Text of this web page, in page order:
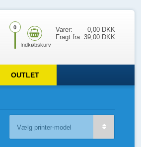
0 Varer:
0,00 DKK
Fragt fra: 39,00 DKK
OUTLET